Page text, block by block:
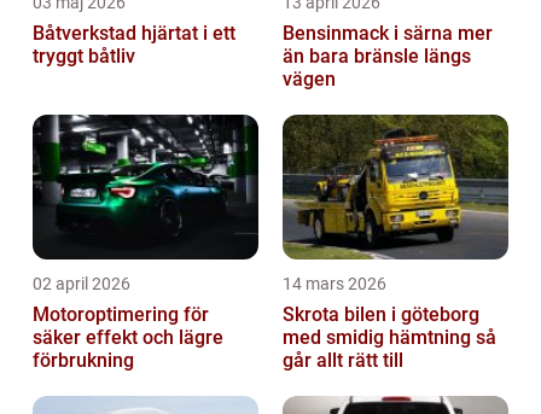
Båtverkstad hjärtat i ett
tryggt båtliv
Bensinmack i särna mer
än bara bränsle längs
vägen
02 april 2026
Motoroptimering för
säker effekt och lägre
förbrukning
14 mars 2026
Skrota bilen i göteborg
med smidig hämtning så
går allt rätt till